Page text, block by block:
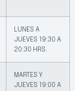
LUNES A
JUEVES 19:30 A
20:30 HRS.
MARTES Y
JUEVES 19:00 A